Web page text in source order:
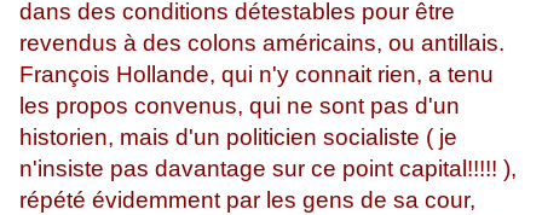
dans des conditions détestables pour être
revendus à des colons américains, ou antillais.
François Hollande, qui n'y connait rien, a tenu
les propos convenus, qui ne sont pas d'un
historien, mais d'un politicien socialiste ( je
n'insiste pas davantage sur ce point capital!!!!! ),
répété évidemment par les gens de sa cour,